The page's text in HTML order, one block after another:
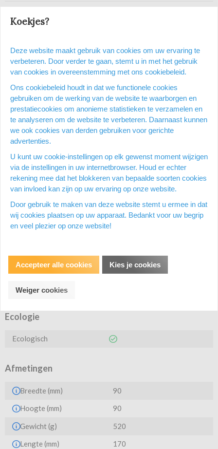
Gratis levering vanaf 80 EUR incl. BTW
Op een werkdag voor 15:00 uur besteld = dezelfde dag
25 000 kantoorartikelen
Veilig en betrouwbare partner voor kantoorartikelen
9,4/10
Heb je een vraag over dit
product?
Vraag stellen
Productomschrijving
Milde vloeibare zeep Systeem: S2 Premium Navulling van 475 ml
Productspecificatie
Ecologie
Ecologisch
Afmetingen
Breedte (mm) 90
Hoogte (mm) 90
Gewicht (g) 520
Lengte (mm) 170
Koekjes?
Deze website maakt gebruik van cookies om uw ervaring te
verbeteren. Door verder te gaan, stemt u in met het gebruik
van cookies in overeenstemming met ons cookiebeleid.
Ons cookiebeleid houdt in dat we functionele cookies
gebruiken om de werking van de website te waarborgen en
prestatiecookies om anonieme statistieken te verzamelen en
te analyseren om de website te verbeteren. Daarnaast kunnen
we ook cookies van derden gebruiken voor gerichte
advertenties.
U kunt uw cookie-instellingen op elk gewenst moment wijzigen
via de instellingen in uw internetbrowser. Houd er echter
rekening mee dat het blokkeren van bepaalde soorten cookies
van invloed kan zijn op uw ervaring op onze website.
Door gebruik te maken van deze website stemt u ermee in dat
wij cookies plaatsen op uw apparaat. Bedankt voor uw begrip
en veel plezier op onze website!
Accepteer alle cookies Kies je cookies
Weiger cookies